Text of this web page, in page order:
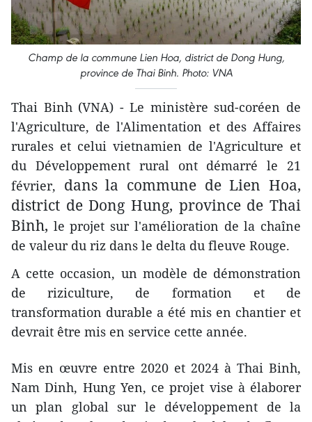
Champ de la commune Lien Hoa, district de Dong Hung,
province de Thai Binh. Photo: VNA
Thai Binh (VNA) - Le ministère sud-coréen de
l'Agriculture, de l'Alimentation et des Affaires
rurales et celui vietnamien de l'Agriculture et
du Développement rural ont démarré le 21
février, dans la commune de Lien Hoa,
district de Dong Hung, province de Thai
Binh, le projet sur l'amélioration de la chaîne
de valeur du riz dans le delta du fleuve Rouge.
A cette occasion, un modèle de démonstration
de riziculture, de formation et de
transformation durable a été mis en chantier et
devrait être mis en service cette année.
Mis en œuvre entre 2020 et 2024 à Thai Binh,
Nam Dinh, Hung Yen, ce projet vise à élaborer
un plan global sur le développement de la